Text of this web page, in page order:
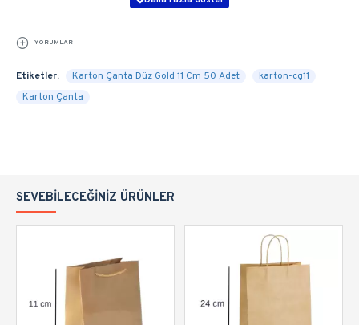
YORUMLAR
Etiketler: Karton Çanta Düz Gold 11 Cm 50 Adet
karton-cg11
Karton Çanta
SEVEBILECEĞINIZ ÜRÜNLER